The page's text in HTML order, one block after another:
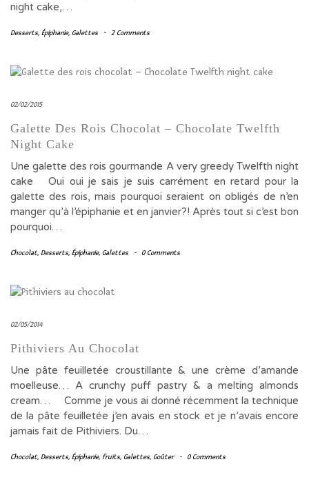
night cake,…
Desserts, Épiphanie, Galettes - 2 Comments
02/02/2015
Galette Des Rois Chocolat – Chocolate Twelfth
Night Cake
Une galette des rois gourmande A very greedy Twelfth night
cake Oui oui je sais je suis carrément en retard pour la
galette des rois, mais pourquoi seraient on obligés de n’en
manger qu’à l’épiphanie et en janvier?! Après tout si c’est bon
pourquoi…
Chocolat, Desserts, Épiphanie, Galettes - 0 Comments
02/05/2014
Pithiviers Au Chocolat
Une pâte feuilletée croustillante & une crème d’amande
moelleuse… A crunchy puff pastry & a melting almonds
cream… Comme je vous ai donné récemment la technique
de la pâte feuilletée j’en avais en stock et je n’avais encore
jamais fait de Pithiviers. Du…
Chocolat, Desserts, Épiphanie, fruits, Galettes, Goûter - 0 Comments